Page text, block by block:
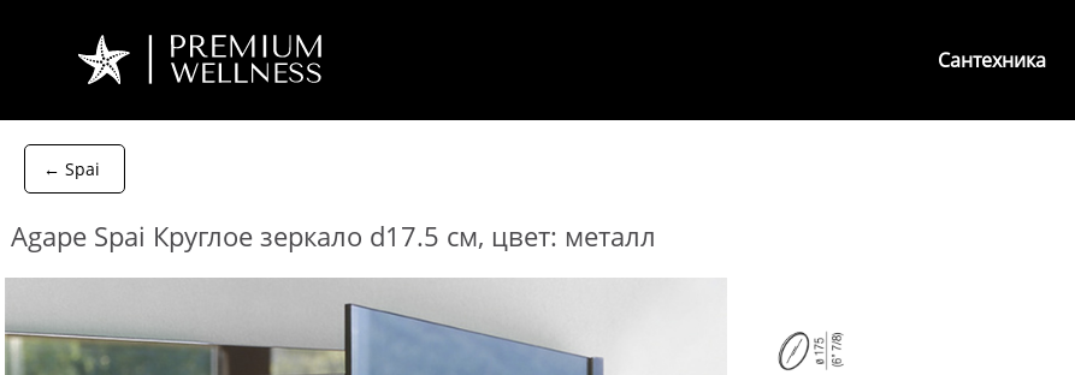
Сантехника
← Spai
Agape Spai Круглое зеркало d17.5 см, цвет: металл